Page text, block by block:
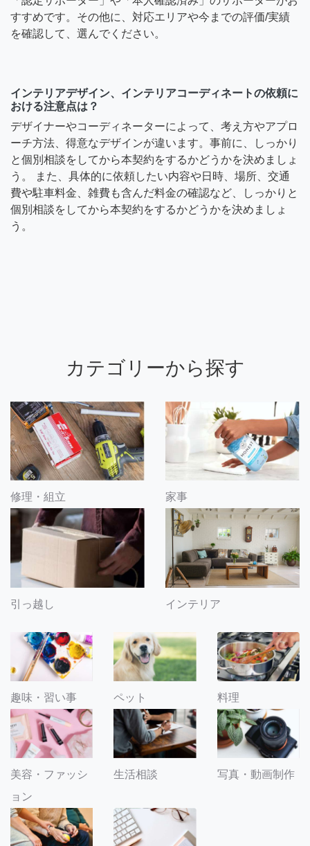
すすめです。その他に、対応エリアや今までの評価/実績
を確認して、選んでください。
インテリアデザイン、インテリアコーディネートの依頼に
おける注意点は？
デザイナーやコーディネーターによって、考え方やアプロ
ーチ方法、得意なデザインが違います。事前に、しっかり
と個別相談をしてから本契約をするかどうかを決めましょ
う。 また、具体的に依頼したい内容や日時、場所、交通
費や駐車料金、雑費も含んだ料金の確認など、しっかりと
個別相談をしてから本契約をするかどうかを決めましょ
う。
カテゴリーから探す
修理・組立 家事
引っ越し インテリア
趣味・習い事 ペット 料理
美容・ファッシ
ョン
生活相談 写真・動画制作